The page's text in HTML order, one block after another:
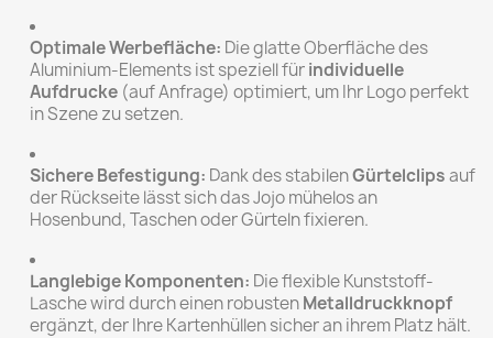
Optimale Werbefläche: Die glatte Oberfläche des
Aluminium-Elements ist speziell fürindividuelle
Aufdrucke (auf Anfrage) optimiert, um Ihr Logo perfekt
in Szene zu setzen.
Sichere Befestigung: Dank des stabilenGürtelclipsauf
der Rückseite lässt sich das Jojo mühelos an
Hosenbund, Taschen oder Gürteln fixieren.
Langlebige Komponenten: Die flexible Kunststoff-
Lasche wird durch einen robustenMetalldruckknopf
ergänzt, der Ihre Kartenhüllen sicher an ihrem Platz hält.